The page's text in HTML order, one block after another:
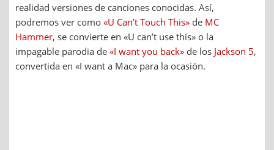
realidad versiones de canciones conocidas. Así,
podremos ver como «U Can’t Touch This» de MC
Hammer, se convierte en «U can’t use this» o la
impagable parodia de «I want you back» de los Jackson 5,
convertida en «I want a Mac» para la ocasión.